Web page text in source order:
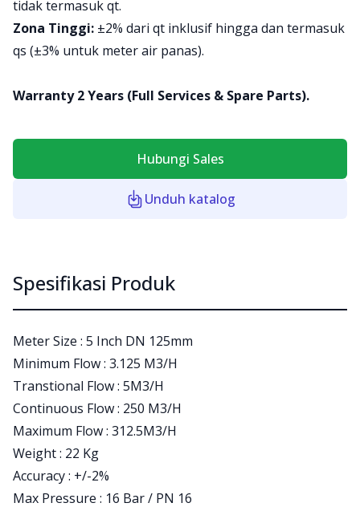
tidak termasuk qt.
Zona Tinggi: ±2% dari qt inklusif hingga dan termasuk
qs (±3% untuk meter air panas).
Warranty 2 Years (Full Services & Spare Parts).
Hubungi Sales
Unduh katalog
Spesifikasi Produk
Meter Size : 5 Inch DN 125mm
Minimum Flow : 3.125 M3/H
Transtional Flow : 5M3/H
Continuous Flow : 250 M3/H
Maximum Flow : 312.5M3/H
Weight : 22 Kg
Accuracy : +/-2%
Max Pressure : 16 Bar / PN 16